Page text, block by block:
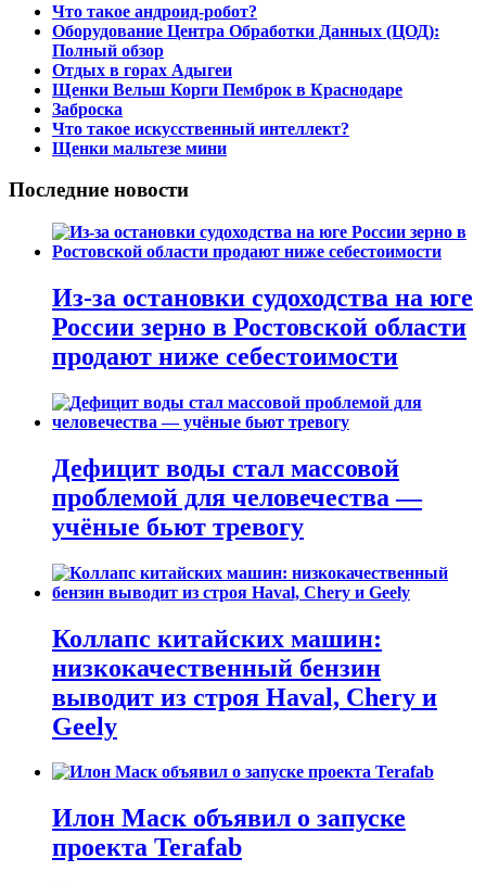
Что такое андроид-робот?
Оборудование Центра Обработки Данных (ЦОД):
Полный обзор
Отдых в горах Адыгеи
Щенки Вельш Корги Пемброк в Краснодаре
Заброска
Что такое искусственный интеллект?
Щенки мальтезе мини
Последние новости
Из-за остановки судоходства на юге
России зерно в Ростовской области
продают ниже себестоимости
Дефицит воды стал массовой
проблемой для человечества —
учёные бьют тревогу
Коллапс китайских машин:
низкокачественный бензин
выводит из строя Haval, Chery и
Geely
Илон Маск объявил о запуске
проекта Terafab